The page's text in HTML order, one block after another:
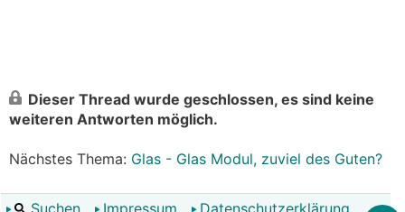
Dieser Thread wurde geschlossen, es sind keine
weiteren Antworten möglich.
Nächstes Thema: Glas - Glas Modul, zuviel des Guten?
Suchen Impressum Datenschutzerklärung